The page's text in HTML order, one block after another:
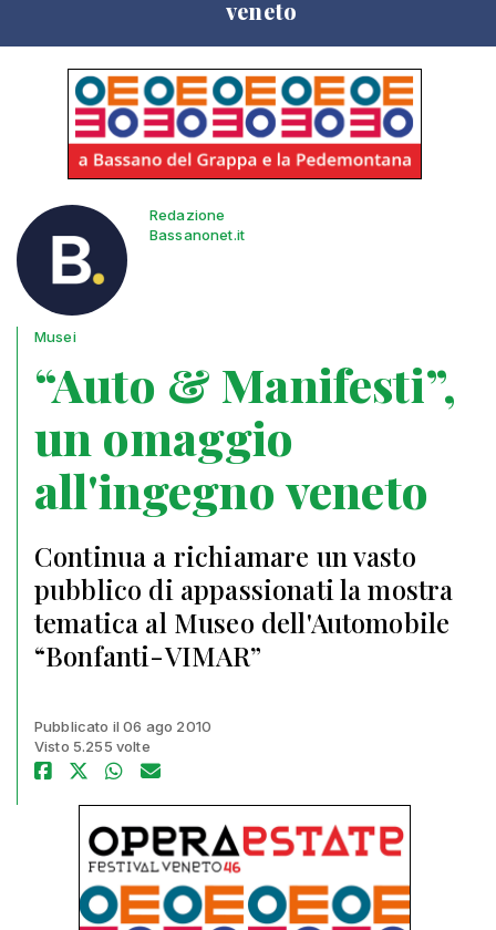
veneto
Redazione
Bassanonet.it
Musei
“Auto & Manifesti”,
un omaggio
all'ingegno veneto
Continua a richiamare un vasto
pubblico di appassionati la mostra
tematica al Museo dell'Automobile
“Bonfanti-VIMAR”
Pubblicato il 06 ago 2010
Visto 5.255 volte